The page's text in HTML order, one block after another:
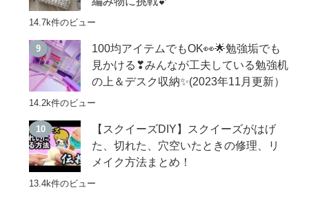
14.7k件のビュー
100均アイテムでもOK👀🌟勉強垢でも
見かける❣みんなが工夫している勉強机
の上＆デスク収納✨(2023年11月更新）
14.2k件のビュー
【スクイーズDIY】スクイーズがはげ
た、切れた、穴空いたときの修理、リ
メイク方法まとめ！
13.4k件のビュー